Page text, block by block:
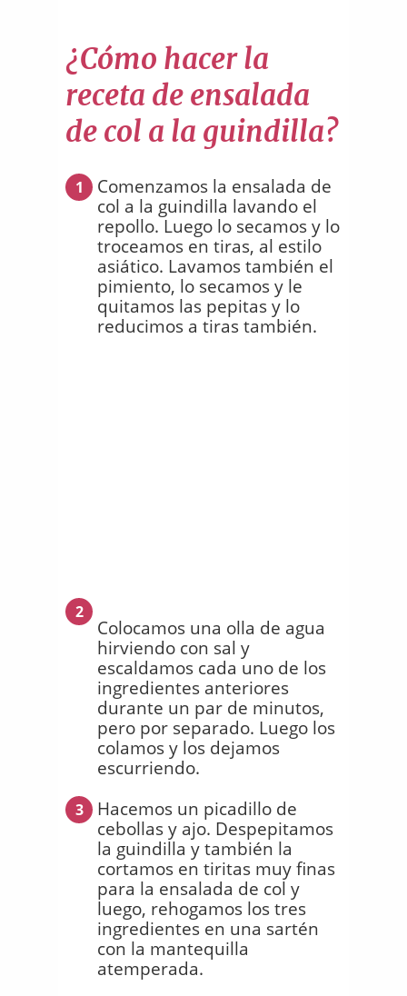
¿Cómo hacer la
receta de ensalada
de col a la guindilla?
1
Comenzamos la ensalada de
col a la guindilla lavando el
repollo. Luego lo secamos y lo
troceamos en tiras, al estilo
asiático. Lavamos también el
pimiento, lo secamos y le
quitamos las pepitas y lo
reducimos a tiras también.
2
Colocamos una olla de agua
hirviendo con sal y
escaldamos cada uno de los
ingredientes anteriores
durante un par de minutos,
pero por separado. Luego los
colamos y los dejamos
escurriendo.
3
Hacemos un picadillo de
cebollas y ajo. Despepitamos
la guindilla y también la
cortamos en tiritas muy finas
para la ensalada de col y
luego, rehogamos los tres
ingredientes en una sartén
con la mantequilla
atemperada.